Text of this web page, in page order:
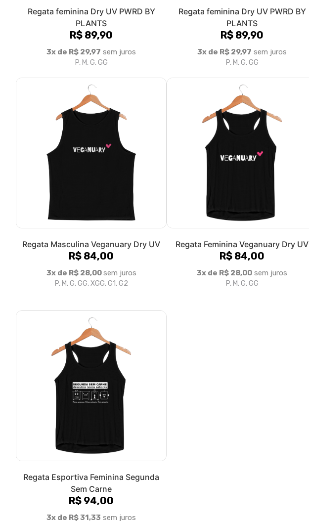
Regata feminina Dry UV PWRD BY
PLANTS
R$ 89,90
3x de R$ 29,97 sem juros
P, M, G, GG
Regata feminina Dry UV PWRD BY
PLANTS
R$ 89,90
3x de R$ 29,97 sem juros
P, M, G, GG
Regata Masculina Veganuary Dry UV
R$ 84,00
3x de R$ 28,00sem juros
P, M, G, GG, XGG, G1, G2
Regata Feminina Veganuary Dry UV
R$ 84,00
3x de R$ 28,00 sem juros
P, M, G, GG
Regata Esportiva Feminina Segunda
Sem Carne
R$ 94,00
3x de R$ 31,33 sem juros